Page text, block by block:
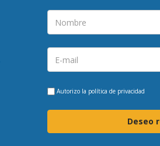
Autorizo la política de privacidad
Deseo